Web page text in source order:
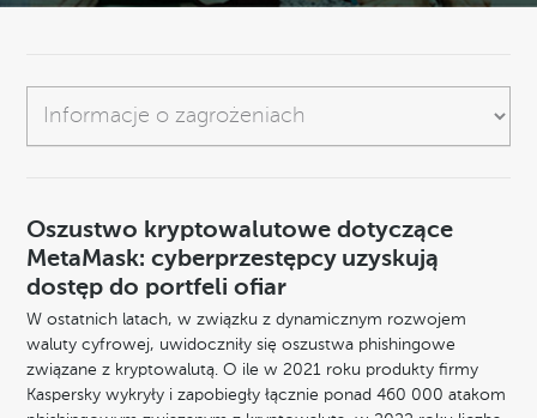
Oszustwo kryptowalutowe dotyczące
MetaMask: cyberprzestępcy uzyskują
dostęp do portfeli ofiar
W ostatnich latach, w związku z dynamicznym rozwojem
waluty cyfrowej, uwidoczniły się oszustwa phishingowe
związane z kryptowalutą. O ile w 2021 roku produkty firmy
Kaspersky wykryły i zapobiegły łącznie ponad 460 000 atakom